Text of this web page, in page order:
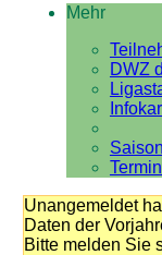
Mehr
DWZ
Unangemeldet
Daten der
Bitte melden Sie